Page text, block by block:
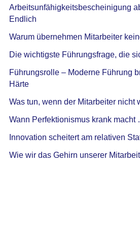
Arbeitsunfähigkeitsbescheinigung
Endlich
Warum übernehmen Mitarbeiter
Die wichtigste Führungsfrage, die
Führungsrolle – Moderne Führung
Härte
Was tun, wenn der Mitarbeiter nicht
Wann Perfektionismus krank macht
Innovation scheitert am relativen
Wie wir das Gehirn unserer